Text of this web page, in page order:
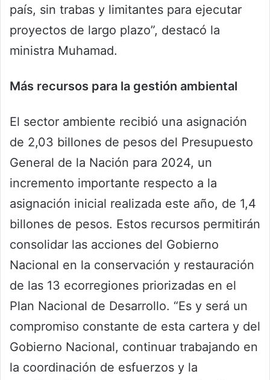
país, sin trabas y limitantes para ejecutar
proyectos de largo plazo”, destacó la
ministra Muhamad.
Más recursos para la gestión ambiental
El sector ambiente recibió una asignación
de 2,03 billones de pesos del Presupuesto
General de la Nación para 2024, un
incremento importante respecto a la
asignación inicial realizada este año, de 1,4
billones de pesos. Estos recursos permitirán
consolidar las acciones del Gobierno
Nacional en la conservación y restauración
de las 13 ecorregiones priorizadas en el
Plan Nacional de Desarrollo. “Es y será un
compromiso constante de esta cartera y del
Gobierno Nacional, continuar trabajando en
la coordinación de esfuerzos y la